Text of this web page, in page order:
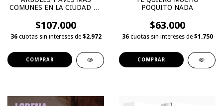
COMUNES EN LA CIUDAD DE
$107.000
36 cuotas sin intereses de $2.972
POQUITO NADA
$63.000
36 cuotas sin intereses de $1.750